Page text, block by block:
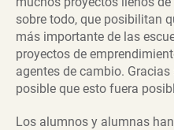
sobre todo, que posibilitan
más importante de las
proyectos de
agentes de cambio.
posible que esto fuera
Los alumnos y alumnas